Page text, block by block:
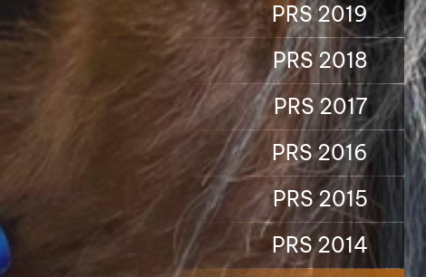
PRS 2019
PRS 2018
PRS 2017
PRS 2016
PRS 2015
PRS 2014